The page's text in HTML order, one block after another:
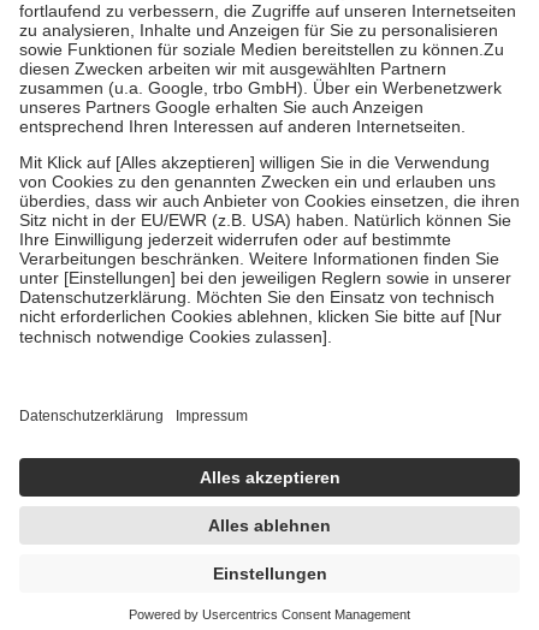
Diese Regeln gelten grundsätzlich auch für Online-Apotheken.
Bei Heilmitteln und häuslicher Krankenpflege beträgt die
Zuzahlung zehn Prozent der Kosten sowie zehn Euro je
Verordnung.
Um das Engagement der Versicherten für ihre eigene Gesundheit zu
stärken und die besondere Stellung der Familie zu unterstützen,
fallenkeine Zuzahlungenan bei:
• Kindern und Jugendlichen bis zum vollendeten 18. Lebensjahr
mit Ausnahme der Fahrkosten
• Untersuchungen zur Vorsorge und Früherkennung, die von der
GKV getragen werden
• empfohlenen Schutzimpfungen
• Harn- und Blutteststreifen
getroffen, um sicherzustellen, dass es sich um echte Bewertungen
https://help.etrusted.com/hc/de/articles/4419944605341
Einige Bilder und Inhalte wurden unter Zuhilfenahme künstlicher